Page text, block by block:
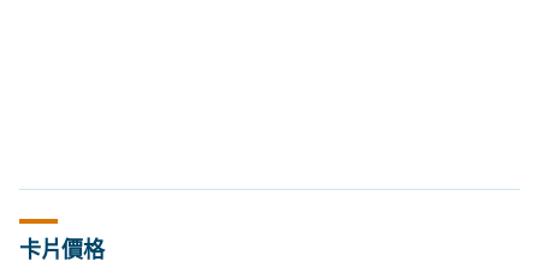
卡片價格